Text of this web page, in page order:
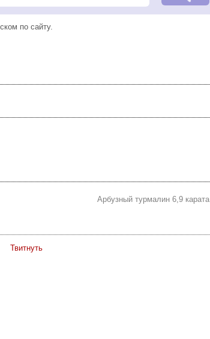
по сайту.
Арбузный турмалин 6,9 карата
Твитнуть